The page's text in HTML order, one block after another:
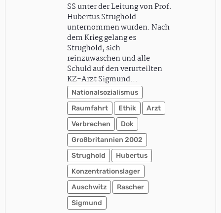
SS unter der Leitung von Prof.
Hubertus Strughold
unternommen wurden. Nach
dem Krieg gelang es
Strughold, sich
reinzuwaschen und alle
Schuld auf den verurteilten
KZ-Arzt Sigmund…
Nationalsozialismus
Raumfahrt
Ethik
Arzt
Verbrechen
Dok
Großbritannien 2002
Strughold
Hubertus
Konzentrationslager
Auschwitz
Rascher
Sigmund